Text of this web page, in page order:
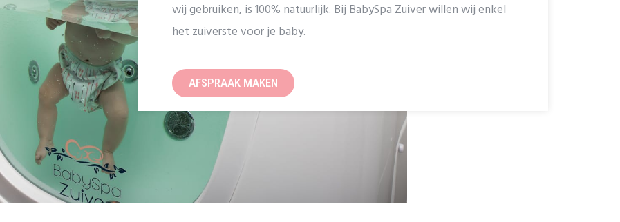
wij gebruiken, is 100% natuurlijk. Bij BabySpa Zuiver willen wij enkel
het zuiverste voor je baby.
AFSPRAAK MAKEN